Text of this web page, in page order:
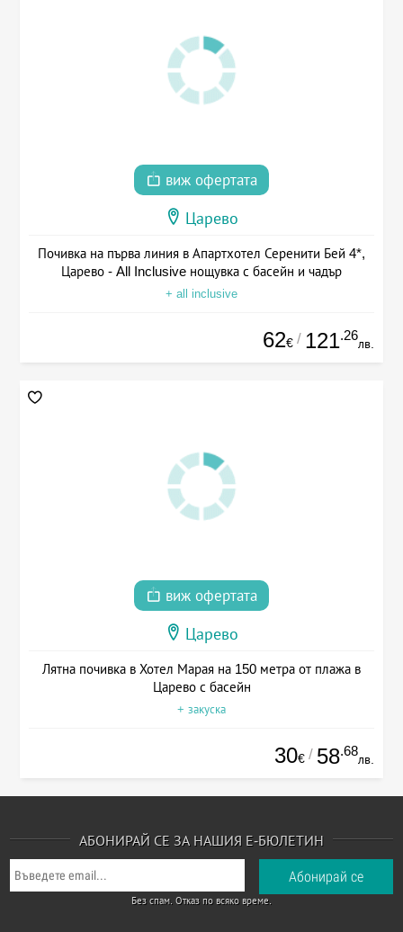
виж офертата
Царево
Почивка на първа линия в Апартхотел Серенити Бей 4*,
Царево - All Inclusive нощувка с басейн и чадър
+ all inclusive
62€ / 121.26
лв.
виж офертата
Царево
Лятна почивка в Хотел Марая на 150 метра от плажа в
Царево с басейн
+ закуска
30€ / 58.68
лв.
АБОНИРАЙ СЕ ЗА НАШИЯ Е-БЮЛЕТИН
Без спам. Отказ по всяко време.